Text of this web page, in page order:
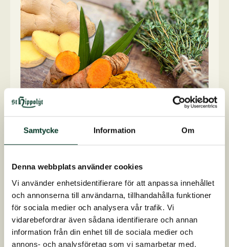
Samtycke Information Om
Denna webbplats använder cookies
Vi använder enhetsidentifierare för att anpassa innehållet
och annonserna till användarna, tillhandahålla funktioner
för sociala medier och analysera vår trafik. Vi
vidarebefordrar även sådana identifierare och annan
information från din enhet till de sociala medier och
annons- och analysföretag som vi samarbetar med.
följande ingredienser stödja regenerering:
Protein (med rätt mängd aminosyror).
för cellförnyelse
Vi rekommenderar därför en kombination av
produkter somGastroIntestinal(förnyelse av